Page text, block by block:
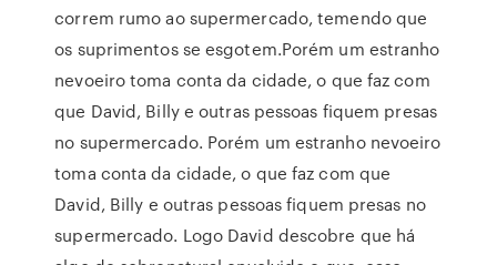
correm rumo ao supermercado, temendo que
os suprimentos se esgotem.Porém um estranho
nevoeiro toma conta da cidade, o que faz com
que David, Billy e outras pessoas fiquem presas
no supermercado. Porém um estranho nevoeiro
toma conta da cidade, o que faz com que
David, Billy e outras pessoas fiquem presas no
supermercado. Logo David descobre que há